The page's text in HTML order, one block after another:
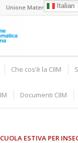
Unione Matematica
Che cos’è la CIIM
Documenti CIIM
ESTIVA PER
Italian